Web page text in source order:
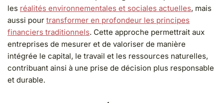
les réalités environnementales et sociales actuelles, mais
aussi pour transformer en profondeur les principes
financiers traditionnels. Cette approche permettrait aux
entreprises de mesurer et de valoriser de manière
intégrée le capital, le travail et les ressources naturelles,
contribuant ainsi à une prise de décision plus responsable
et durable.